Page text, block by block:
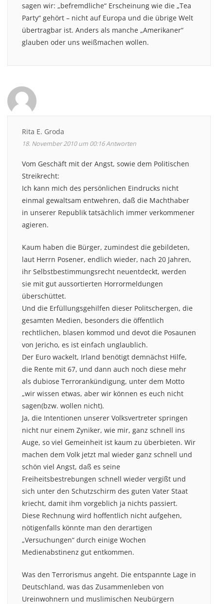
sagen wir: „befremdliche“ Erscheinung wie die „Tea
Party“ gehört – nicht auf Europa und die übrige Welt
übertragbar ist. Anders als manche „Amerikaner“
glauben oder uns weißmachen wollen.
Rita E. Groda
18. November 2010 um 00:16Antworten
Vom Geschäft mit der Angst, sowie dem Politischen
Streikrecht:
Ich kann mich des persönlichen Eindrucks nicht
einmal gewaltsam entwehren, daß die Machthaber
in unserer Republik tatsächlich immer verkommener
agieren.
Kaum haben die Bürger, zumindest die gebildeten,
laut Herrn Posener, endlich wieder, nach 20 Jahren,
ihr Selbstbestimmungsrecht neuentdeckt, werden
sie mit gut aussortierten Horrormeldungen
überschüttet.
Und die Erfüllungsgehilfen dieser Politschergen, die
gesamten Medien, besonders die öffentlich
rechtlichen, blasen kommod und devot die Posaunen
von Jericho, es ist einfach unglaublich.
Der Euro wackelt, Irland benötigt demnächst Hilfe,
die Rente mit 67, und dann auch noch diese mehr
als dubiose Terrorankündigung, unter dem Motto
„wir wissen etwas, aber wir können es euch nicht
sagen(bzw. wollen nicht).
Ja, die Intentionen unserer Volksvertreter springen
nicht nur einem Zyniker, wie mir, ganz schnell ins
Auge, so viel Gemeinheit ist kaum zu überbieten. Wir
machen dem Volk jetzt mal wieder ganz schnell und
schön viel Angst, daß es seine
Freiheitsbestrebungen schnell wieder vergißt und
sich unter den Schutzschirm des guten Vater Staat
kriecht, damit ihm vorgeblich ja nichts passiert.
Diese Rechnung wird hoffentlich nicht aufgehen,
nötigenfalls könnte man den derartigen
„Versuchungen“ durch einige Wochen
Medienabstinenz gut entkommen.
Was den Terrorismus angeht. Die entspannte Lage in
Deutschland, was das Zusammenleben von
Ureinwohnern und muslimischen Neubürgern